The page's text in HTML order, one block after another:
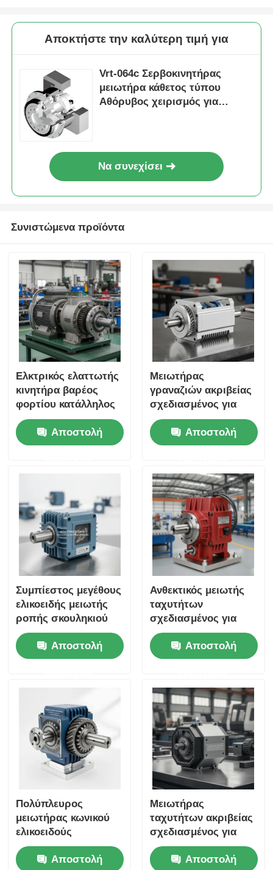
Αποκτήστε την καλύτερη τιμή για
Vrt-064c Σερβοκινητήρας
μειωτήρα κάθετος τύπου
Αθόρυβος χειρισμός για
Να συνεχίσει
Συνιστώμενα προϊόντα
Ελκτρικός ελαττωτής
κινητήρα βαρέος
φορτίου κατάλληλος
για βιομηχανικές
εφαρμογές Απόδοση
και ανθεκτική
Αποστολή
Μειωτήρας
γραναζιών ακριβείας
σχεδιασμένος για
ομαλή μετάδοση
ροπής και μεγάλη
διάρκεια ζωής σε
μηχανήματα
Αποστολή
Συμπίεστος μεγέθους
ελικοειδής μειωτής
ροπής σκουληκιού
που παρέχει υψηλή
ροπή
Αποστολή
Ανθεκτικός μειωτής
ταχυτήτων
σχεδιασμένος για
υψηλή ισχύ ροπής
και παρατεταμένη
διάρκεια ζωής σε
βιομηχανικού
αυτοματισμού
Αποστολή
Πολύπλευρος
μειωτήρας κωνικού
ελικοειδούς
γραναζιού
σχεδιασμένος για να
Αποστολή
Μειωτήρας
ταχυτήτων ακριβείας
σχεδιασμένος για
ακριβή μείωση της
ταχύτητας και
Αποστολή